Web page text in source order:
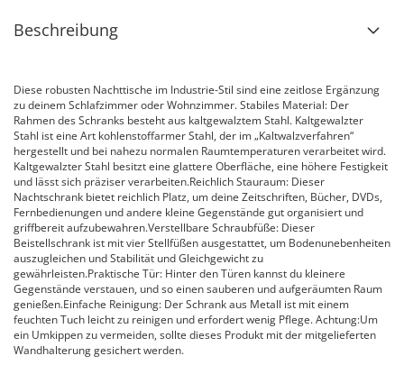
Beschreibung
Diese robusten Nachttische im Industrie-Stil sind eine zeitlose Ergänzung
zu deinem Schlafzimmer oder Wohnzimmer. Stabiles Material: Der
Rahmen des Schranks besteht aus kaltgewalztem Stahl. Kaltgewalzter
Stahl ist eine Art kohlenstoffarmer Stahl, der im „Kaltwalzverfahren“
hergestellt und bei nahezu normalen Raumtemperaturen verarbeitet wird.
Kaltgewalzter Stahl besitzt eine glattere Oberfläche, eine höhere Festigkeit
und lässt sich präziser verarbeiten.Reichlich Stauraum: Dieser
Nachtschrank bietet reichlich Platz, um deine Zeitschriften, Bücher, DVDs,
Fernbedienungen und andere kleine Gegenstände gut organisiert und
griffbereit aufzubewahren.Verstellbare Schraubfüße: Dieser
Beistellschrank ist mit vier Stellfüßen ausgestattet, um Bodenunebenheiten
auszugleichen und Stabilität und Gleichgewicht zu
gewährleisten.Praktische Tür: Hinter den Türen kannst du kleinere
Gegenstände verstauen, und so einen sauberen und aufgeräumten Raum
genießen.Einfache Reinigung: Der Schrank aus Metall ist mit einem
feuchten Tuch leicht zu reinigen und erfordert wenig Pflege. Achtung:Um
ein Umkippen zu vermeiden, sollte dieses Produkt mit der mitgelieferten
Wandhalterung gesichert werden.